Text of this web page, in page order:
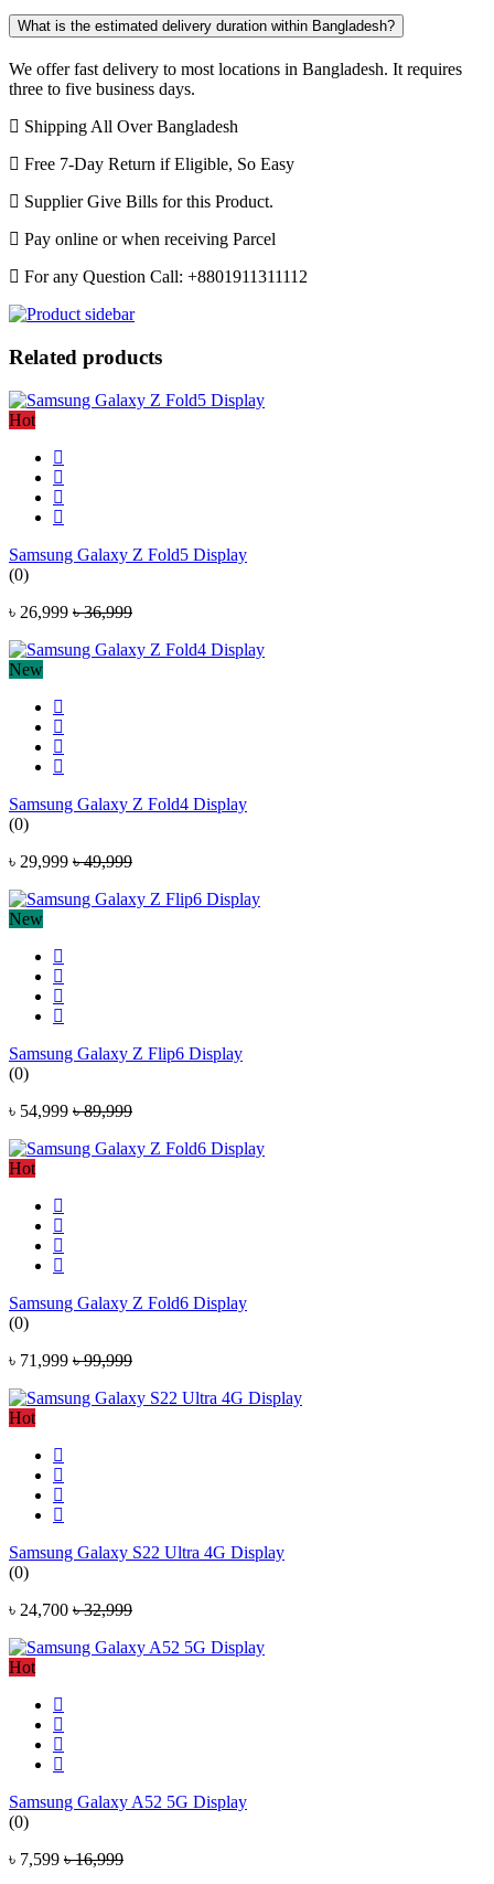
What is the estimated delivery duration within Bangladesh?
We offer fast delivery to most locations in Bangladesh. It requires
three to five business days.
Shipping All Over Bangladesh
Free 7-Day Return if Eligible, So Easy
Supplier Give Bills for this Product.
Pay online or when receiving Parcel
For any Question Call: +8801911311112
Related products
Hot
Samsung Galaxy Z Fold5 Display
(0)
৳ 26,999 ৳ 36,999
New
Samsung Galaxy Z Fold4 Display
(0)
৳ 29,999 ৳ 49,999
New
Samsung Galaxy Z Flip6 Display
(0)
৳ 54,999 ৳ 89,999
Hot
Samsung Galaxy Z Fold6 Display
(0)
৳ 71,999 ৳ 99,999
Hot
Samsung Galaxy S22 Ultra 4G Display
(0)
৳ 24,700 ৳ 32,999
Hot
Samsung Galaxy A52 5G Display
(0)
৳ 7,599 ৳ 16,999